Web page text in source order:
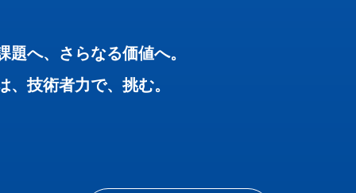
題へ、さらなる価値へ。
、技術者力で、挑む。